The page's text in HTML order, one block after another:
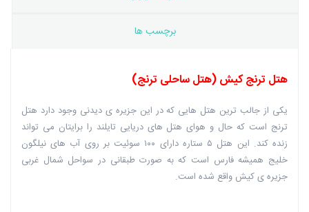
برچسب ها
هتل ترنج کیش (هتل ساحلی ترنج)
یکی از جالب ترین هتل هایی که در این جزیره ی دیدنی وجود دارد هتل
ترنج است که حال و هوای هتل های دریایی تایلند را برایتان می تواند
زنده کند. این هتل ۵ ستاره دارای ۱۰۰ سوئیت بر روی آب های نیلگون
خلیج همیشه فارس است که به صورت طبقانی در سواحل شمال غربی
جزیره ی کیش واقع شده است.